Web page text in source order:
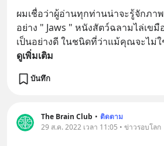
ผมเชื่อว่าผู้อ่านทุกท่านน่าจะรู้จักภา
อย่าง " Jaws " หนังสัตว์ฉลามไล่เข
เป็นอย่างดี ในชนิดที่ว่าแม้คุณจะไม่
ดูเพิ่มเติม
บันทึก
The Brain Club • ติดตาม
29 ส.ค. 2022 เวลา 11:05 • ข่าวรอบโลก